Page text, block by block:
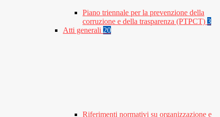
Piano triennale per la prevenzione della
corruzione e della trasparenza (PTPCT) 3
Atti generali 20
Riferimenti normativi su organizzazione e